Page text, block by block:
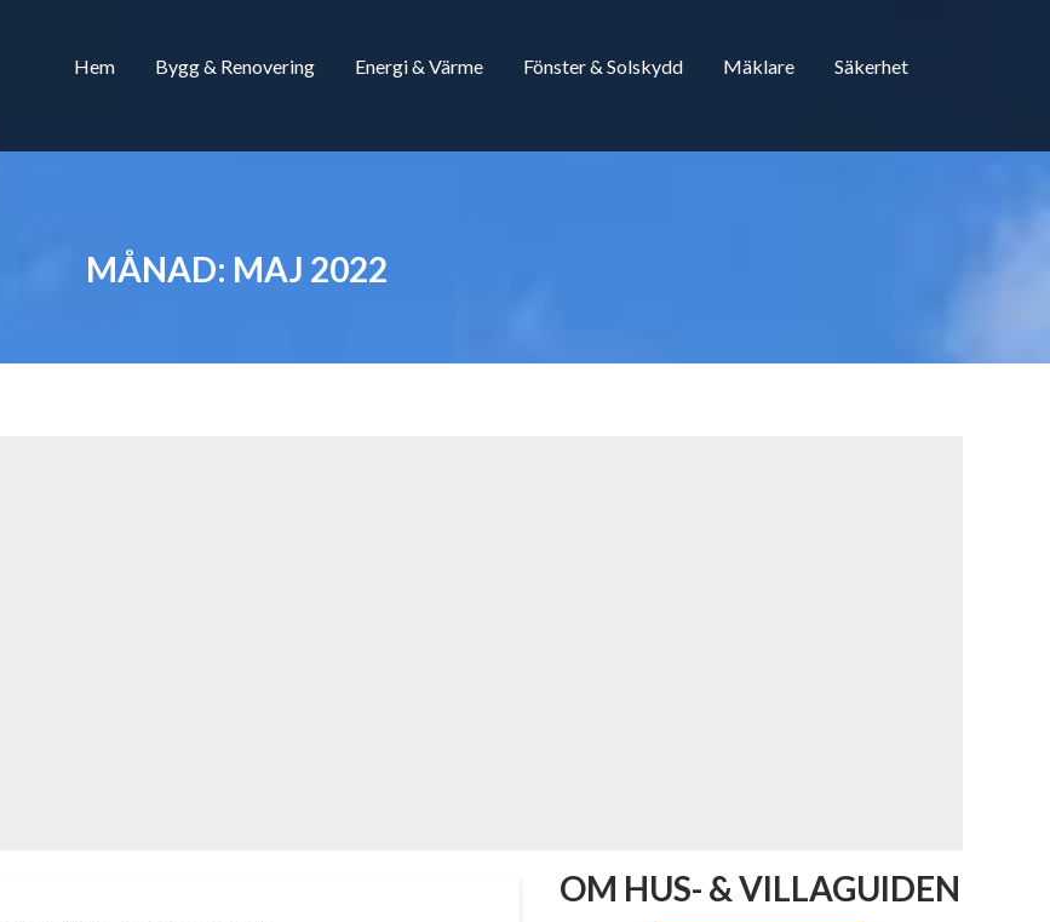
Hem Bygg & Renovering Energi & Värme Fönster & Solskydd Mäklare Säkerhet
MÅNAD: MAJ 2022
OM HUS- & VILLAGUIDEN